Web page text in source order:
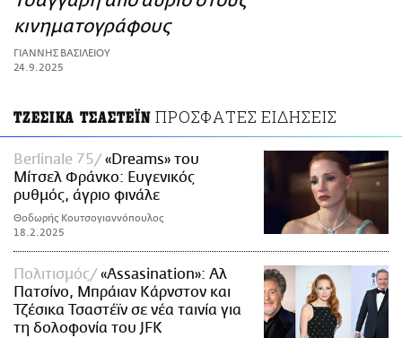
ΑΜΠΑ
PRINT
κινηματογράφους
ΓΙΑΝΝΗΣ ΒΑΣΙΛΕΙΟΥ
24.9.2025
ΤΖΕΣΙΚΑ ΤΣΑΣΤΕΪΝ ΠΡΟΣΦΑΤΕΣ ΕΙΔΗΣΕΙΣ
Berlinale 75
«Dreams» του
Μίτσελ Φράνκο: Ευγενικός
ρυθμός, άγριο φινάλε
Θοδωρής Κουτσογιαννόπουλος
18.2.2025
Πολιτισμός
«Assasination»: Αλ
Πατσίνο, Μπράιαν Κάρνστον και
Τζέσικα Τσαστέϊν σε νέα ταινία για
τη δολοφονία του JFK